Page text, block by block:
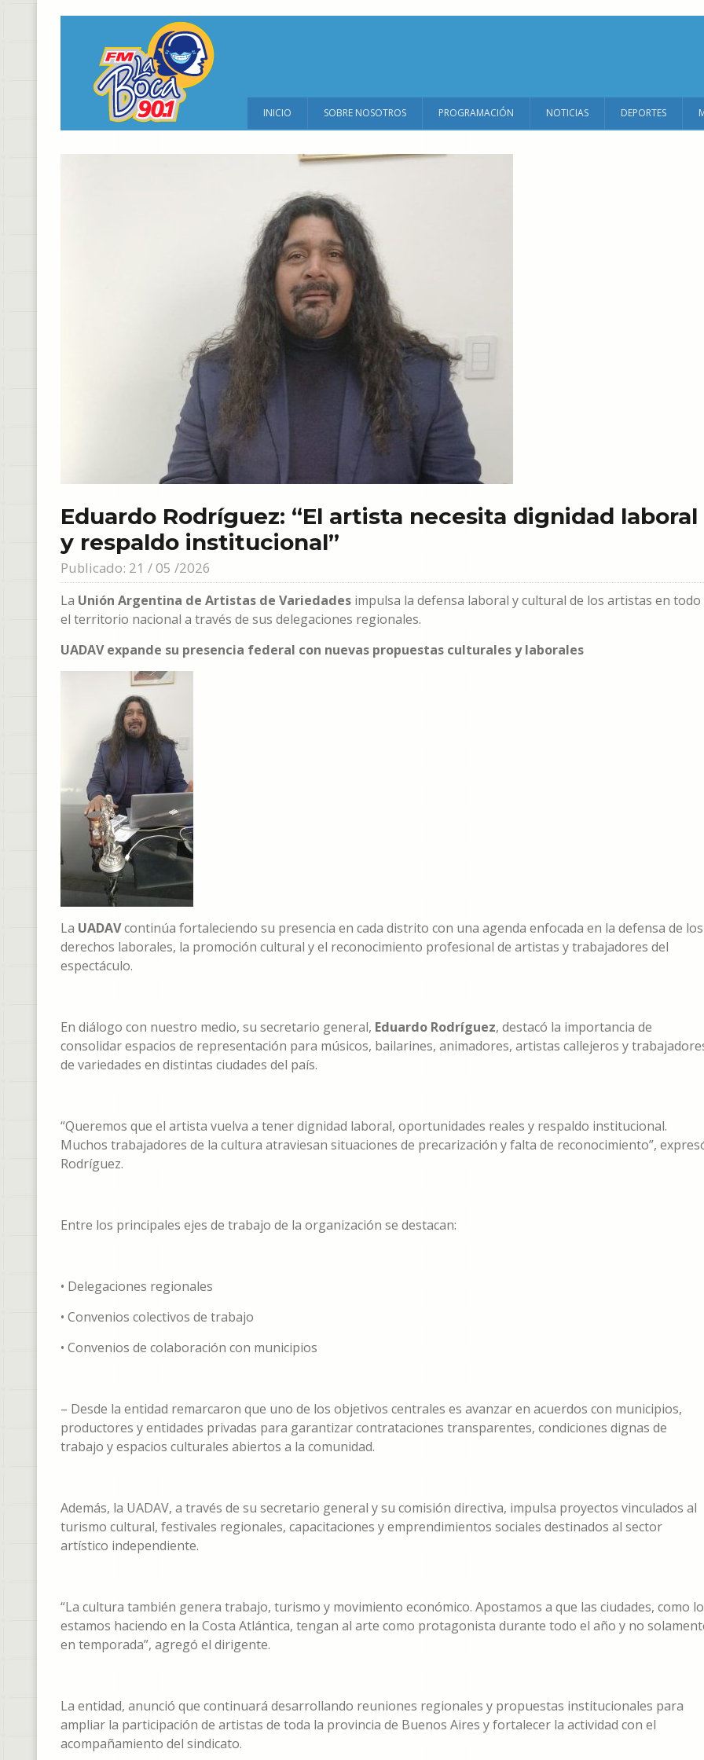
INICIO SOBRE NOSOTROS PROGRAMACIÓN NOTICIAS DEPORTES
Eduardo Rodríguez: “El artista necesita dignidad laboral
y respaldo institucional”
Publicado: 21 / 05 /2026
La Unión Argentina de Artistas de Variedades impulsa la defensa laboral y cultural de los artistas en todo
el territorio nacional a través de sus delegaciones regionales.
UADAV expande su presencia federal con nuevas propuestas culturales y laborales
La UADAVcontinúa fortaleciendo su presencia en cada distrito con una agenda enfocada en la defensa de los
derechos laborales, la promoción cultural y el reconocimiento profesional de artistas y trabajadores del
espectáculo.
En diálogo con nuestro medio, su secretario general, Eduardo Rodríguez, destacó la importancia de
consolidar espacios de representación para músicos, bailarines, animadores, artistas callejeros y
de variedades en distintas ciudades del país.
“Queremos que el artista vuelva a tener dignidad laboral, oportunidades reales y respaldo institucional.
Muchos trabajadores de la cultura atraviesan situaciones de precarización y falta de reconocimiento”,
Rodríguez.
Entre los principales ejes de trabajo de la organización se destacan:
• Delegaciones regionales
• Convenios colectivos de trabajo
• Convenios de colaboración con municipios
– Desde la entidad remarcaron que uno de los objetivos centrales es avanzar en acuerdos con municipios,
productores y entidades privadas para garantizar contrataciones transparentes, condiciones dignas de
trabajo y espacios culturales abiertos a la comunidad.
Además, la UADAV, a través de su secretario general y su comisión directiva, impulsa proyectos vinculados al
turismo cultural, festivales regionales, capacitaciones y emprendimientos sociales destinados al sector
artístico independiente.
“La cultura también genera trabajo, turismo y movimiento económico. Apostamos a que las ciudades, como lo
estamos haciendo en la Costa Atlántica, tengan al arte como protagonista durante todo el año y no
en temporada”, agregó el dirigente.
La entidad, anunció que continuará desarrollando reuniones regionales y propuestas institucionales para
ampliar la participación de artistas de toda la provincia de Buenos Aires y fortalecer la actividad con el
acompañamiento del sindicato.